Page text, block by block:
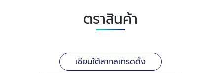
ตราสินค้า
เชียนใต้สากลเทรดดิ้ง